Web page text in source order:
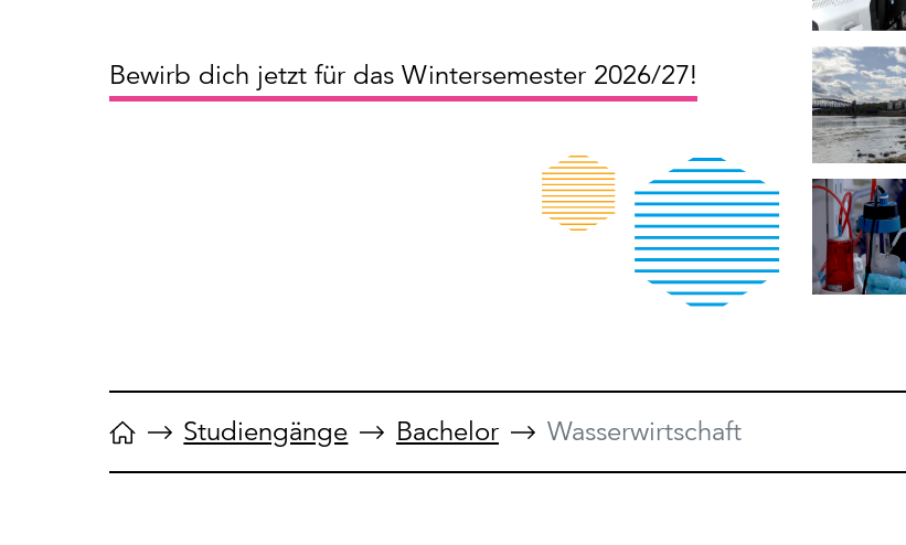
Bewirb dich jetzt für das Wintersemester 2026/27!
Studiengänge Bachelor Wasserwirtschaft